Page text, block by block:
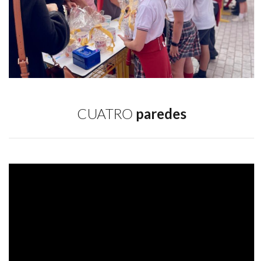
CUATRO paredes